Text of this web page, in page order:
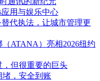
应用与娱乐中心
代执法，让城市管理更
ATANA）亮相2026纽约
，但很重要的巨头
堵，安全到账